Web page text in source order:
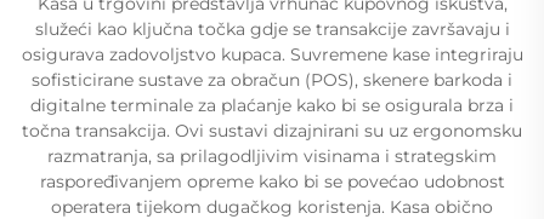
služeći kao ključna točka gdje se transakcije završavaju i
osigurava zadovoljstvo kupaca. Suvremene kase integriraju
sofisticirane sustave za obračun (POS), skenere barkoda i
digitalne terminale za plaćanje kako bi se osigurala brza i
točna transakcija. Ovi sustavi dizajnirani su uz ergonomsku
razmatranja, sa prilagodljivim visinama i strategskim
raspoređivanjem opreme kako bi se povećao udobnost
operatera tijekom dugačkog koristenja. Kasa obično